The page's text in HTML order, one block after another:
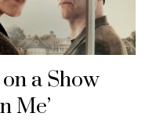
a Show
Me’